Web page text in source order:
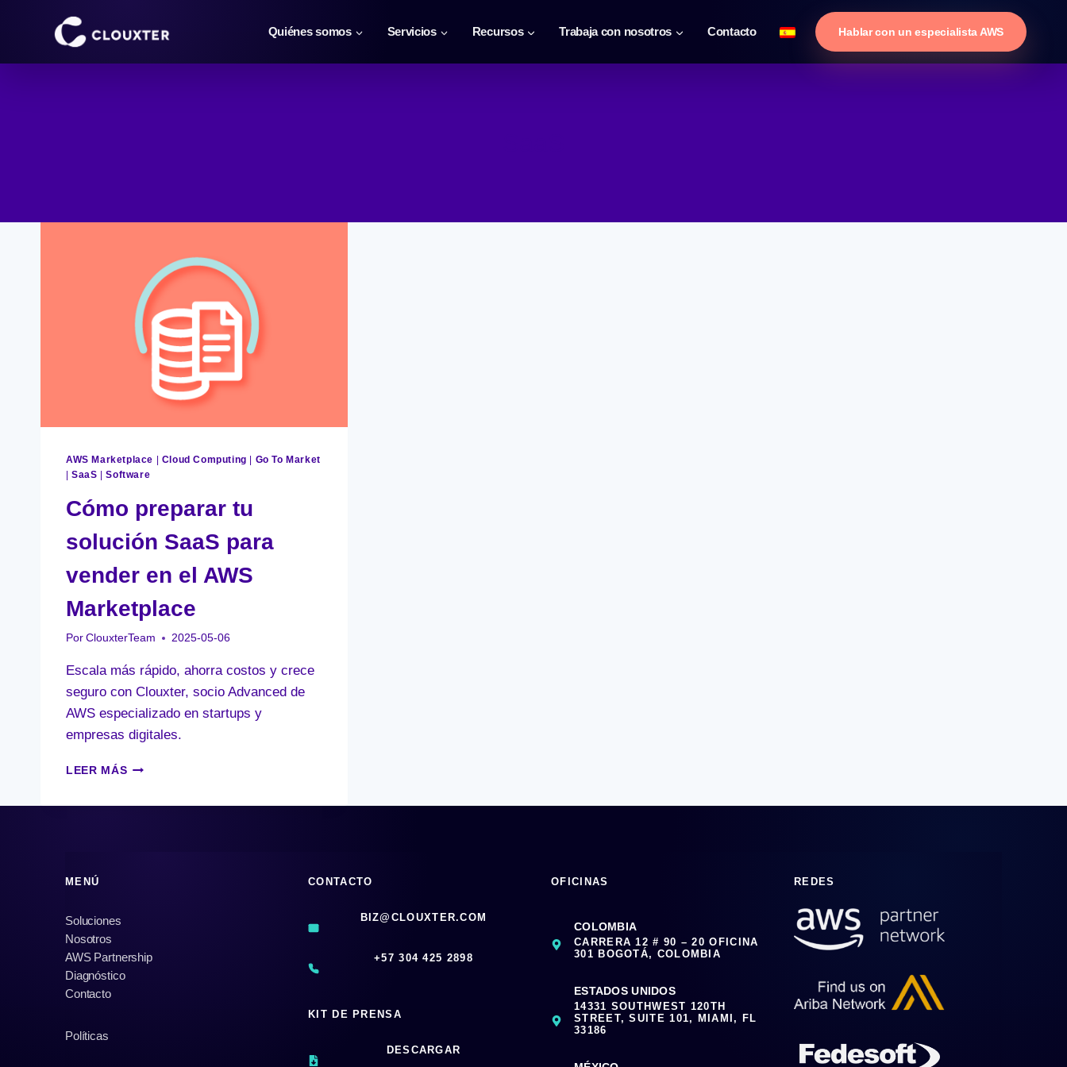
Quiénes somos Servicios Recursos Trabaja con nosotros Contacto Hablar con un especialista AWS
AWS Marketplace Cloud Computing
Go To Market
|SaaS |Software
Cómo preparar tu
solución SaaS para
vender en el AWS
Marketplace
Por ClouxterTeam 2025-05-06
Escala más rápido, ahorra costos y crece
seguro con Clouxter, socio Advanced de
AWS especializado en startups y
empresas digitales.
LEER MÁSCÓMO
MENÚ
Soluciones
Nosotros
AWS Partnership
Diagnóstico
Contacto
Políticas
CONTACTO
BIZ@CLOUXTER.COM
‪+57 304 425 2898
KIT DE PRENSA
DESCARGAR
OFICINAS
COLOMBIA
CARRERA 12 # 90 – 20 OFICINA
301 BOGOTÁ, COLOMBIA
ESTADOS UNIDOS
14331 SOUTHWEST 120TH
STREET, SUITE 101, MIAMI, FL
33186
REDES